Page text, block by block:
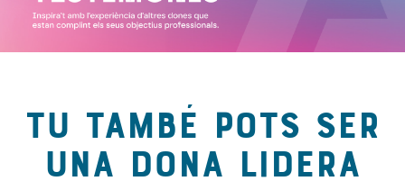
TU TAMBÉ POTS SER
UNA DONA LIDERA